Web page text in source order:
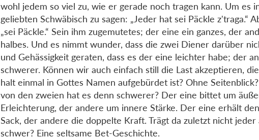
wohl jedem so viel zu, wie er gerade noch tragen kann. Um es
geliebten Schwäbisch zu sagen: „Jeder hat sei Päckle z'traga.“
„sei Päckle.“ Sein ihm zugemutetes; der eine ein ganzes, der
halbes. Und es nimmt wunder, dass die zwei Diener darüber
und Gehässigkeit geraten, dass es der eine leichter habe; der
schwerer. Können wir auch einfach still die Last akzeptieren,
halt einmal in Gottes Namen aufgebürdet ist? Ohne
von den zweien hat es denn schwerer? Der eine bittet um
Erleichterung, der andere um innere Stärke. Der eine erhält
Sack, der andere die doppelte Kraft. Trägt da zuletzt nicht jeder
schwer? Eine seltsame Bet-Geschichte.